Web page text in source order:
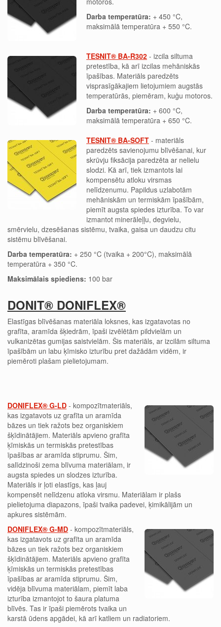
Darba temperatūra: + 450 °C,
maksimālā temperatūra + 550 °C.
TESNIT® BA-R302 - izcila siltuma
pretestība, kā arī izcilas mehāniskās
īpašības. Materiāls paredzēts
visprasīgākajiem lietojumiem augstās
temperatūrās, piemēram, kuģu motoros.
Darba temperatūra: + 600 °C,
maksimālā temperatūra + 650 °C.
TESNIT® BA-SOFT - materiāls
paredzēts savienojumu blīvēšanai, kur
skrūvju fiksācija paredzēta ar nelielu
slodzi. Kā arī, tiek izmantots lai
kompensētu atloku virsmas
nelīdzenumu. Papildus uzlabotām
mehāniskām un termiskām īpašībām,
piemīt augsta spiedes izturība. To var
izmantot minerāleļļu, degvielu,
smērvielu, dzesēšanas sistēmu, tvaika, gaisa un daudzu citu
sistēmu blīvēšanai.
Darba temperatūra: + 250 °C (tvaika + 200°C), maksimālā
temperatūra + 350 °C.
Maksimālais spiediens: 100 bar
DONIT® DONIFLEX®
Elastīgas blīvēšanas materiāla loksnes, kas izgatavotas no
grafīta, aramīda šķiedrām, īpaši izvēlētām pildvielām un
vulkanizētas gumijas saistvielām. Šis materiāls, ar izcilām siltuma
īpašībām un labu ķīmisko izturību pret dažādām vidēm, ir
piemēroti plašam pielietojumam.
DONIFLEX® G-LD - kompozītmateriāls,
kas izgatavots uz grafīta un aramīda
bāzes un tiek ražots bez organiskiem
šķīdinātājiem. Materiāls apvieno grafīta
ķīmiskās un termiskās pretestības
īpašības ar aramīda stiprumu. Šim,
salīdzinoši zema blīvuma materiālam, ir
augsta spiedes un slodzes izturība.
Materiāls ir ļoti elastīgs, kas ļauj
kompensēt nelīdzenu atloka virsmu. Materiālam ir plašs
pielietojuma diapazons, īpaši tvaika padevei, ķimikālijām un
apkures sistēmām.
DONIFLEX® G-MD - kompozītmateriāls,
kas izgatavots uz grafīta un aramīda
bāzes un tiek ražots bez organiskiem
šķīdinātājiem. Materiāls apvieno grafīta
ķīmiskās un termiskās pretestības
īpašības ar aramīda stiprumu. Šim,
vidēja blīvuma materiālam, piemīt laba
izturība izmantojot to šaura platuma
blīvēs. Tas ir īpaši piemērots tvaika un
karstā ūdens apgādei, kā arī katliem un radiatoriem.